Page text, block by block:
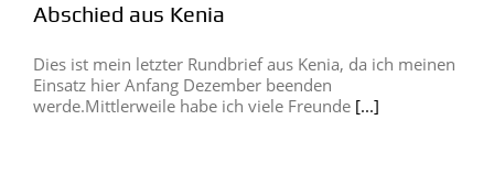
Abschied aus Kenia
Dies ist mein letzter Rundbrief aus Kenia, da ich meinen
Einsatz hier Anfang Dezember beenden
werde.Mittlerweile habe ich viele Freunde [...]